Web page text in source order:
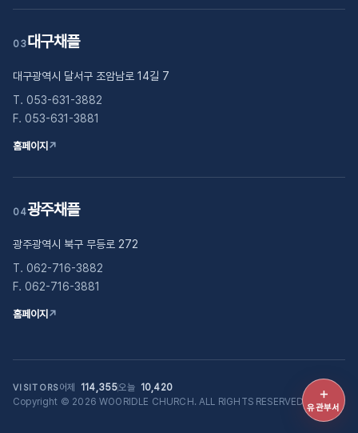
03대구채플
대구광역시 달서구 조암남로 14길 7
T. 053-631-3882
F. 053-631-3881
홈페이지 ↗
04광주채플
광주광역시 북구 무등로 272
T. 062-716-3882
F. 062-716-3881
홈페이지 ↗
Copyright © 2026 WOORIDLE CHURCH. ALL RIGHTS RESERVED.
VISITORS어제 114,355오늘 10,420 ＋
유관부서유관부
바로가